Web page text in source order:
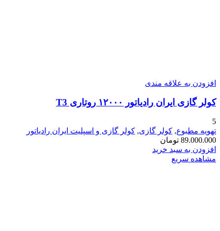
افزودن به علاقه مندی
کولر گازی ایران رادیاتور ۱۲۰۰۰ روتاری T3
5
تهویه مطبوع, کولر گازی, کولر گازی و اسپلیت ایران رادیاتور
89.000.000 تومان
افزودن به سبد خرید
مشاهده سریع